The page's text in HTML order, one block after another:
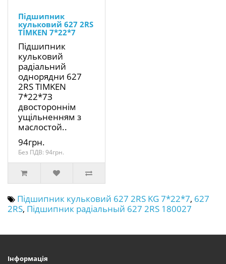
Підшипник
кульковий 627 2RS
TIMKEN 7*22*7
Підшипник
кульковий
радіальний
однорядни 627
2RS TIMKEN
7*22*7З
двостороннім
ущільненням з
маслостой..
94грн.
Без ПДВ: 94грн.
Підшипник кульковий 627 2RS KG 7*22*7, 627
2RS, Підшипник радіальный 627 2RS 180027
Інформація